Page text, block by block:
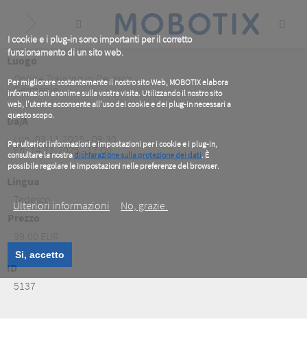
I cookie e i plug-in sono importanti per il corretto
funzionamento di un sito web.
Per migliorare costantemente il nostro sito Web, MOBOTIX elabora
informazioni anonime sulla vostra visita. Utilizzando il nostro sito
web, l'utente acconsente all'uso dei cookie e dei plug-in necessari a
questo scopo.
Per ulteriori informazioni e impostazioni per i cookie e i plug-in,
consultare la nostradichiarazione sulla protezione dei dati. È
possibile regolare le impostazioni nelle preferenze del browser.
.
Ulteriori informazioni
No, grazie.
Si, accetto
content
Online Training in Deutsch
Germania
Da/A
Lun, 03.11.2025 - 09:30
Fri, 14.11.2025 - 17:00
Lingua
Tedesco
ID
5137